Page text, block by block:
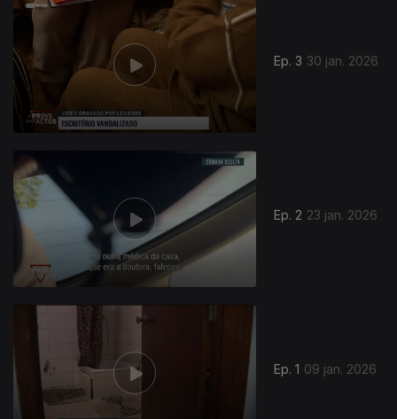
Ep. 3 30 jan. 2026
Ep. 2 23 jan. 2026
Ep. 1 09 jan. 2026
901351